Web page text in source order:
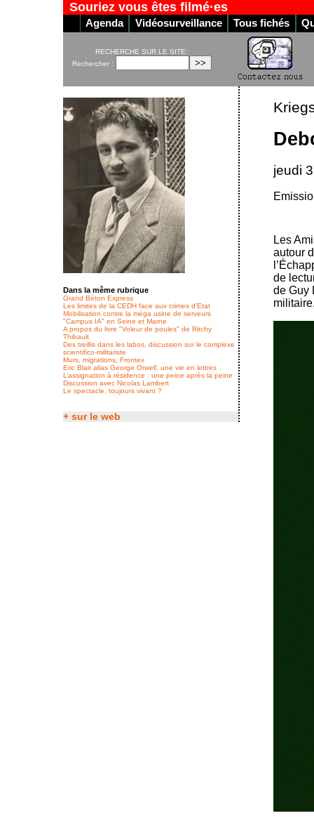
Souriez vous êtes filmé·es
Agenda Vidéosurveillance Tous fichés
RECHERCHE SUR LE SITE:
Rechercher :
jeudi
Les
autour
de
de Guy
Dans la même rubrique
Grand Béton Express
Les limites de la CEDH face aux crimes d’Etat
Mobilisation contre la méga usine de serveurs
"Campus IA" en Seine et Marne
A propos du livre "Voleur de poules" de Ritchy
Thibault
Des treillis dans les labos, discussion sur le complexe
scientifico-militariste
Murs, migrations, Frontex
Eric Blair alias George Orwell, une vie en lettres
L’assignation à résidence : une peine après la peine
Discussion avec Nicolas Lambert
Le spectacle, toujours vivant ?
+ sur le web